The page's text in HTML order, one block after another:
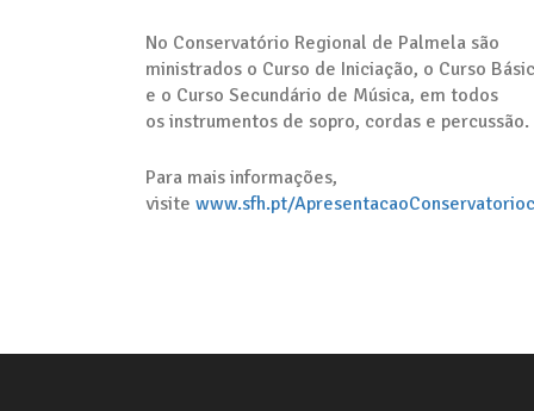
No Conservatório Regional de Palmela são
ministrados o Curso de Iniciação, o Curso
e o Curso Secundário de Música, em todos
os instrumentos de sopro, cordas e percussão.
Para mais informações,
visite www.sfh.pt/